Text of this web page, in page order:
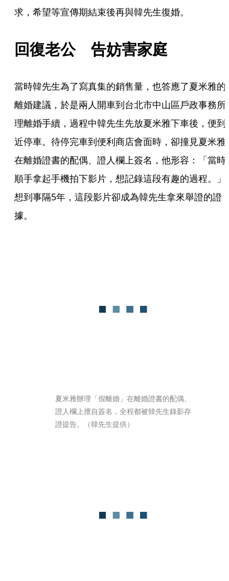
求，希望等宣傳期結束後再與韓先生復婚。
回復老公　告妨害家庭
當時韓先生為了寫真集的銷售量，也答應了夏米雅的
離婚建議，於是兩人開車到台北市中山區戶政事務所
理離婚手續，過程中韓先生先放夏米雅下車後，便到
近停車。待停完車到便利商店會面時，卻撞見夏米雅
在離婚證書的配偶、證人欄上簽名，他形容：「當時
順手拿起手機拍下影片，想記錄這段有趣的過程。」
想到事隔5年，這段影片卻成為韓先生拿來舉證的證
據。
夏米雅辦理「假離婚」在離婚證書的配偶、
證人欄上擅自簽名，全程都被韓先生錄影存
證提告。（韓先生提供）